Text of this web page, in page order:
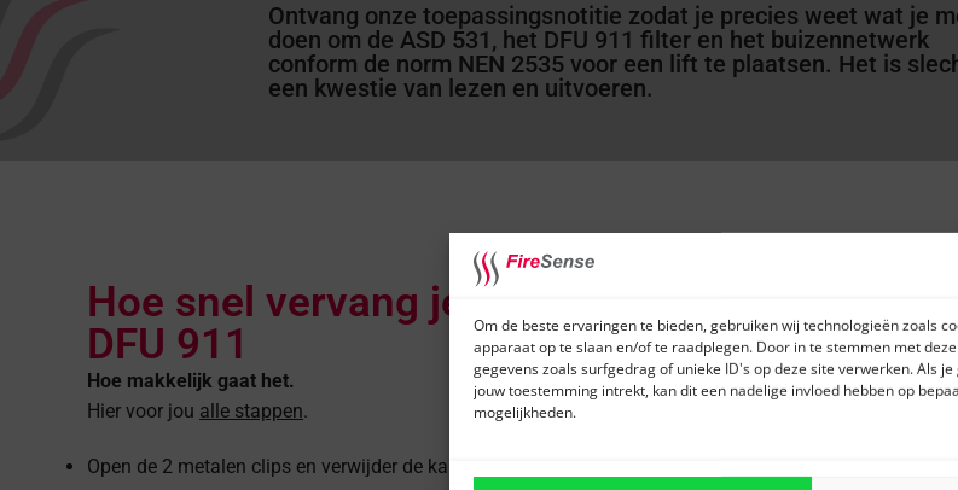
Om de beste ervaringen te bieden, gebruiken wij technologieën zoals
apparaat op te slaan en/of te raadplegen. Door in te stemmen met
gegevens zoals surfgedrag of unieke ID's op deze site verwerken. Als
jouw toestemming intrekt, kan dit een nadelige invloed hebben op
mogelijkheden.
Ontvang onze toepassingsnotitie zodat je precies weet wat je
doen om de ASD 531, het DFU 911 filter en het buizennetwerk
conform de norm NEN 2535 voor een lift te plaatsen. Het is
een kwestie van lezen en uitvoeren.
Hoe snel vervang je het ASD filter
DFU 911
Hoe makkelijk gaat het.
Hier voor jou alle stappen.
Open de 2 metalen clips en verwijder de kap